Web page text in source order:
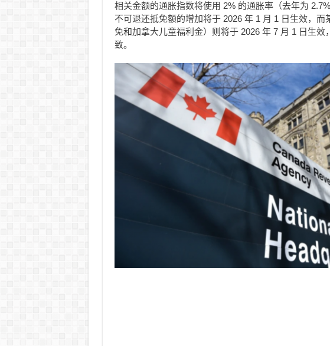
相关金额的通胀指数将使用 2% 的通胀率（去年为
不可退还抵免额的增加将于 2026 年 1 月 1 日生效，
免和加拿大儿童福利金）则将于 2026 年 7 月 1 日生
致。